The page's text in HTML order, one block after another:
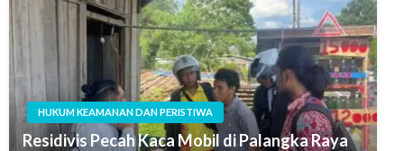
HUKUM KEAMANAN DAN PERISTIWA
Residivis Pecah Kaca Mobil di Palangka Raya